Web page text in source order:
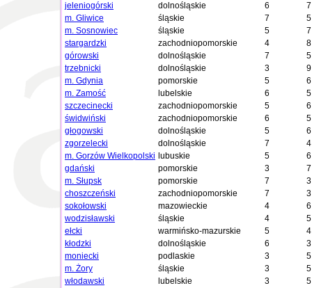
jeleniogórski
dolnośląskie 6
7
m. Gliwice
śląskie 7
5
m. Sosnowiec
śląskie 5
7
stargardzki
zachodniopomorskie 4
8
górowski
dolnośląskie 7
5
trzebnicki
dolnośląskie 3
9
m. Gdynia
pomorskie 5
6
m. Zamość
lubelskie 6
5
szczecinecki
zachodniopomorskie 5
6
świdwiński
zachodniopomorskie 6
5
głogowski
dolnośląskie 5
6
zgorzelecki
dolnośląskie 7
4
m. Gorzów Wielkopolski lubuskie 5
6
gdański
pomorskie 3
7
m. Słupsk
pomorskie 7
3
choszczeński
zachodniopomorskie 7
3
sokołowski
mazowieckie 4
6
wodzisławski
śląskie 4
5
ełcki
warmińsko-mazurskie 5
4
kłodzki
dolnośląskie 6
3
moniecki
podlaskie 3
5
m. Żory
śląskie 3
5
włodawski
lubelskie 3
5